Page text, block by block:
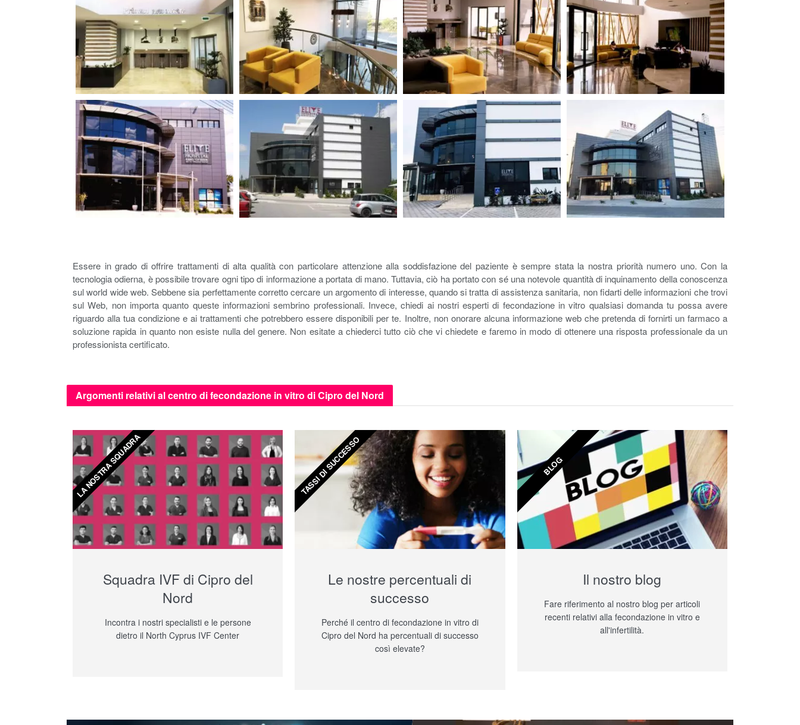
Essere in grado di offrire trattamenti di alta qualità con particolare attenzione alla soddisfazione del paziente è sempre stata la nostra priorità numero uno. Con la
tecnologia odierna, è possibile trovare ogni tipo di informazione a portata di mano. Tuttavia, ciò ha portato con sé una notevole quantità di inquinamento della conoscenza
sul world wide web. Sebbene sia perfettamente corretto cercare un argomento di interesse, quando si tratta di assistenza sanitaria, non fidarti delle informazioni che trovi
sul Web, non importa quanto queste informazioni sembrino professionali. Invece, chiedi ai nostri esperti di fecondazione in vitro qualsiasi domanda tu possa avere
riguardo alla tua condizione e ai trattamenti che potrebbero essere disponibili per te. Inoltre, non onorare alcuna informazione web che pretenda di fornirti un farmaco a
soluzione rapida in quanto non esiste nulla del genere. Non esitate a chiederci tutto ciò che vi chiedete e faremo in modo di ottenere una risposta professionale da un
professionista certificato.
Argomenti relativi al centro di fecondazione in vitro di Cipro del Nord
Squadra IVF di Cipro del
Nord
Incontra i nostri specialisti e le persone
dietro il North Cyprus IVF Center
LA NOSTRA SQUADRA
Le nostre percentuali di
successo
Perché il centro di fecondazione in vitro di
Cipro del Nord ha percentuali di successo
così elevate?
TASSI DI SUCCESSO
Il nostro blog
Fare riferimento al nostro blog per articoli
recenti relativi alla fecondazione in vitro e
all'infertilità.
BLOG